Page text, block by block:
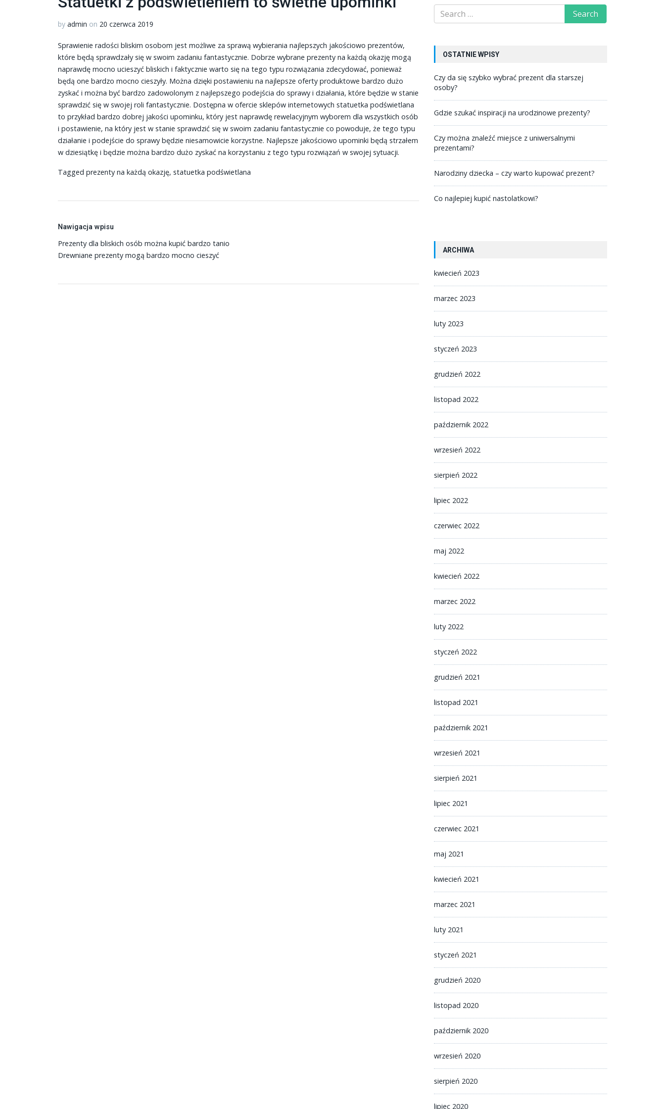
by admin on 20 czerwca 2019
Sprawienie radości bliskim osobom jest możliwe za sprawą wybierania najlepszych jakościowo prezentów,
które będą sprawdzały się w swoim zadaniu fantastycznie. Dobrze wybrane prezenty na każdą okazję mogą
naprawdę mocno ucieszyć bliskich i faktycznie warto się na tego typu rozwiązania zdecydować, ponieważ
będą one bardzo mocno cieszyły. Można dzięki postawieniu na najlepsze oferty produktowe bardzo dużo
zyskać i można być bardzo zadowolonym z najlepszego podejścia do sprawy i działania, które będzie w stanie
sprawdzić się w swojej roli fantastycznie. Dostępna w ofercie sklepów internetowych statuetka podświetlana
to przykład bardzo dobrej jakości upominku, który jest naprawdę rewelacyjnym wyborem dla wszystkich osób
i postawienie, na który jest w stanie sprawdzić się w swoim zadaniu fantastycznie co powoduje, że tego typu
działanie i podejście do sprawy będzie niesamowicie korzystne. Najlepsze jakościowo upominki będą strzałem
w dziesiątkę i będzie można bardzo dużo zyskać na korzystaniu z tego typu rozwiązań w swojej sytuacji.
Tagged prezenty na każdą okazję, statuetka podświetlana
Nawigacja wpisu
Prezenty dla bliskich osób można kupić bardzo tanio
Drewniane prezenty mogą bardzo mocno cieszyć
OSTATNIE WPISY
Czy da się szybko wybrać prezent dla starszej
osoby?
Gdzie szukać inspiracji na urodzinowe prezenty?
Czy można znaleźć miejsce z uniwersalnymi
prezentami?
Narodziny dziecka – czy warto kupować prezent?
Co najlepiej kupić nastolatkowi?
ARCHIWA
kwiecień 2023
marzec 2023
luty 2023
styczeń 2023
grudzień 2022
listopad 2022
październik 2022
wrzesień 2022
sierpień 2022
lipiec 2022
czerwiec 2022
maj 2022
kwiecień 2022
marzec 2022
luty 2022
styczeń 2022
grudzień 2021
listopad 2021
październik 2021
wrzesień 2021
sierpień 2021
lipiec 2021
czerwiec 2021
maj 2021
kwiecień 2021
marzec 2021
luty 2021
styczeń 2021
grudzień 2020
listopad 2020
październik 2020
wrzesień 2020
sierpień 2020
lipiec 2020